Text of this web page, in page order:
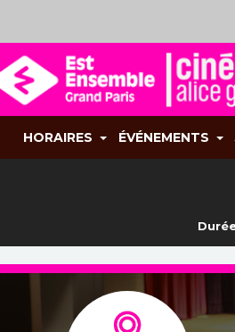
HORAIRES ÉVÉNEMENTS